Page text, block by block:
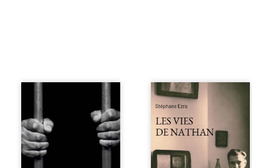
« Une nuit suffit
parfois pour briser
une famille… mais
certaines fidélités
traversent les
années. » Haïti,
sous la dictature
des Duvalier. La
Les vies de
Nathan est un
né en trois jours,
au printemps
2026. Pour la
première fois,
Stéphane Ezra,